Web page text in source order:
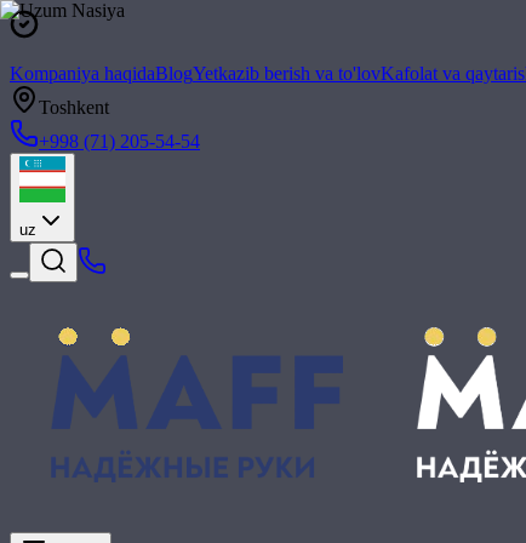
Kompaniya haqidaBlogYetkazib berish va to'lovKafolat va
Toshkent
+998 (71) 205-54-54
uz